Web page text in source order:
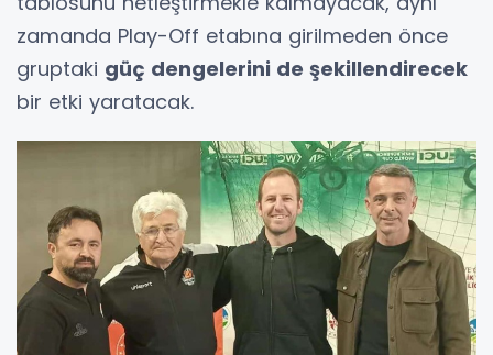
zamanda Play-Off etabına girilmeden önce
gruptaki güç dengelerini de şekillendirecek
bir etki yaratacak.